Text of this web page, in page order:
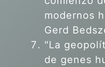
modernos
Gerd
"La
de genes